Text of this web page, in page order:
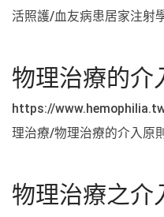
活照護/血友病患居家注射
物理治療的介
https://
理治療/物理治療的介入原
物理治療之介